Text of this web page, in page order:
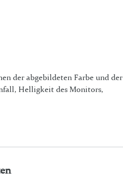
der abgebildeten Farbe und der
Helligkeit des Monitors,